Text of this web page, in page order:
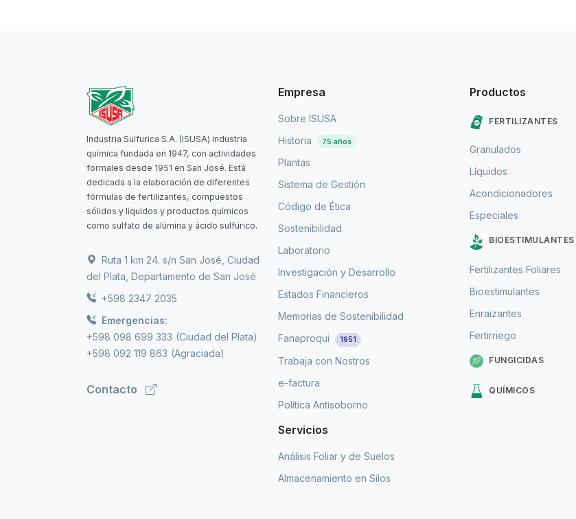
Industria Sulfurica S.A. (ISUSA) industria
química fundada en 1947, con actividades
formales desde 1951 en San José. Está
dedicada a la elaboración de diferentes
fórmulas de fertilizantes, compuestos
sólidos y líquidos y productos químicos
como sulfato de alúmina y ácido sulfúrico.
Ruta 1 km 24. s/n San José, Ciudad
del Plata, Departamento de San José
+598 2347 2035
Emergencias:
+598 098 699 333 (Ciudad del Plata)
+598 092 119 863 (Agraciada)
Contacto
Empresa
Sobre ISUSA
Historia
75 años
Plantas
Sistema de Gestión
Código de Ética
Sostenibilidad
Laboratorio
Investigación y Desarrollo
Estados Financieros
Memorias de Sostenibilidad
Fanaproqui
1951
Trabaja con Nostros
e-factura
Política Antisoborno
Servicios
Análisis Foliar y de Suelos
Almacenamiento en Silos
Productos
FERTILIZANTES
Granulados
Líquidos
Acondicionadores
Especiales
BIOESTIMULANTES
Fertilizantes Foliares
Bioestimulantes
Enraizantes
Fertirriego
FUNGICIDAS
QUÍMICOS